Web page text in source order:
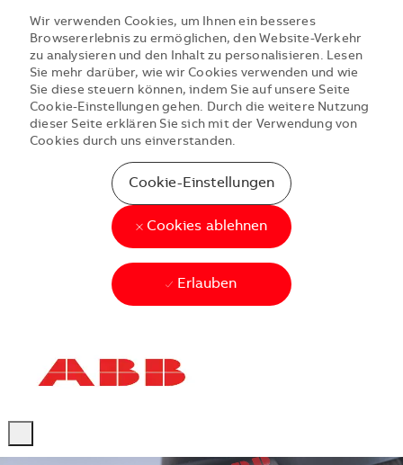
Wir verwenden Cookies, um Ihnen ein besseres
Browsererlebnis zu ermöglichen, den Website-Verkehr
zu analysieren und den Inhalt zu personalisieren. Lesen
Sie mehr darüber, wie wir Cookies verwenden und wie
Sie diese steuern können, indem Sie auf unsere Seite
Cookie-Einstellungen gehen. Durch die weitere Nutzung
dieser Seite erklären Sie sich mit der Verwendung von
Cookies durch uns einverstanden.
Cookie-Einstellungen
Cookies ablehnen
Erlauben